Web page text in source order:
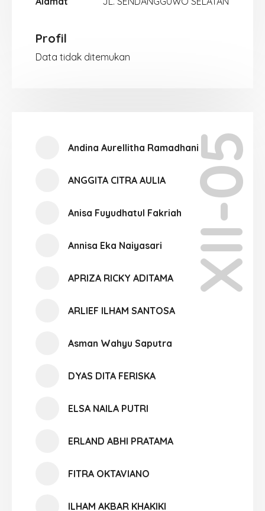
Profil
Data tidak ditemukan
XII-05
Andina Aurellitha Ramadhani
ANGGITA CITRA AULIA
Anisa Fuyudhatul Fakriah
Annisa Eka Naiyasari
APRIZA RICKY ADITAMA
ARLIEF ILHAM SANTOSA
Asman Wahyu Saputra
DYAS DITA FERISKA
ELSA NAILA PUTRI
ERLAND ABHI PRATAMA
FITRA OKTAVIANO
ILHAM AKBAR KHAKIKI